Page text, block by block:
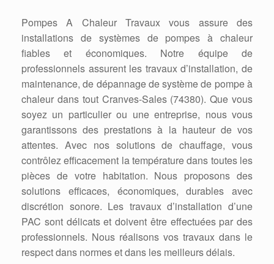
Pompes A Chaleur Travaux vous assure des
installations de systèmes de pompes à chaleur
fiables et économiques. Notre équipe de
professionnels assurent les travaux d’installation, de
maintenance, de dépannage de système de pompe à
chaleur dans tout Cranves-Sales (74380). Que vous
soyez un particulier ou une entreprise, nous vous
garantissons des prestations à la hauteur de vos
attentes. Avec nos solutions de chauffage, vous
contrôlez efficacement la température dans toutes les
pièces de votre habitation. Nous proposons des
solutions efficaces, économiques, durables avec
discrétion sonore. Les travaux d’installation d’une
PAC sont délicats et doivent être effectuées par des
professionnels. Nous réalisons vos travaux dans le
respect dans normes et dans les meilleurs délais.